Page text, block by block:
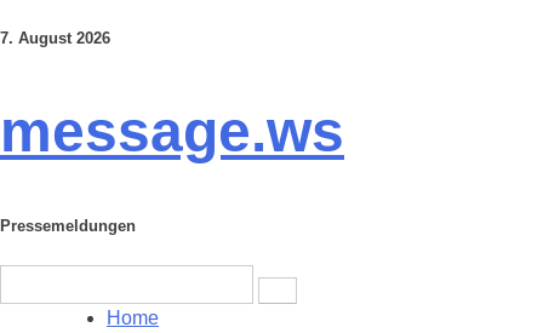
Skip
7. August 2026
message.ws
Pressemeldungen
for:
Home